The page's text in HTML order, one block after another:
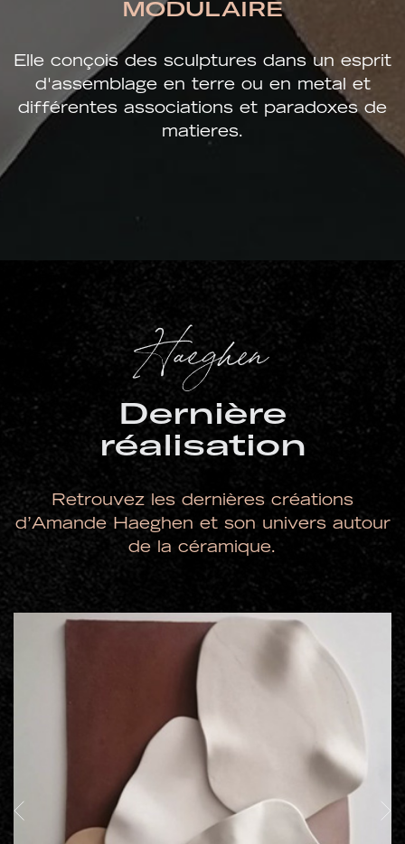
MODULAIRE
Elle conçois des sculptures dans un esprit
d'assemblage en terre ou en metal et
différentes associations et paradoxes de
matieres.
Haeghen
Dernière
réalisation
Retrouvez les dernières créations
d’Amande Haeghen et son univers autour
de la céramique.